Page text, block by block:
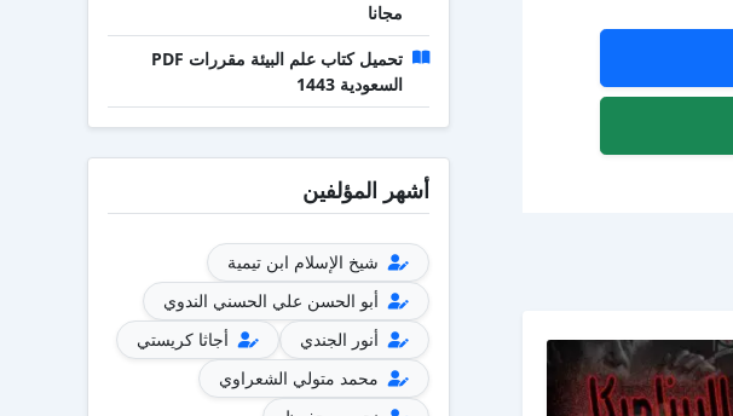
مجانا
تحميل كتاب علم البيئة مقررات PDF
السعودية 1443
أشهر المؤلفين
شيخ الإسلام ابن تيمية
أبو الحسن علي الحسني الندوي
أنور الجندي
أجاثا كريستي
محمد متولي الشعراوي